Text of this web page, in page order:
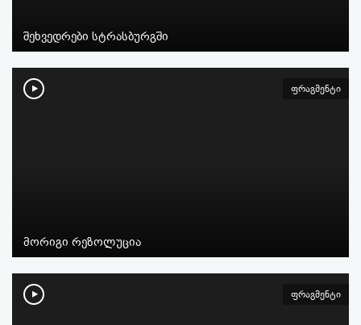
შეხვედრები სტრასბურგში
ფრაგმენტი
მორიგი რეზოლუცია
ფრაგმენტი